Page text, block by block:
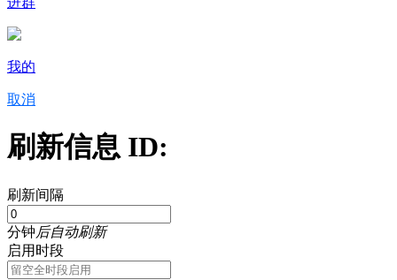
我的
取消
刷新信息 ID:
刷新间隔
分钟后自动刷新
启用时段